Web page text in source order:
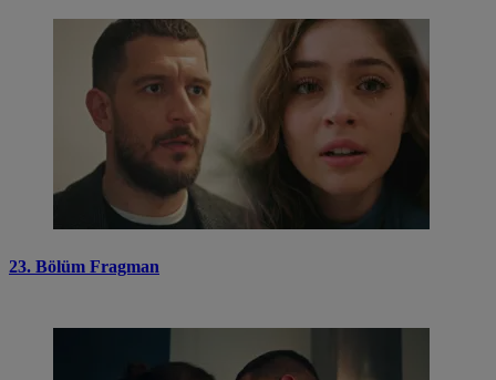
23. Bölüm Fragman